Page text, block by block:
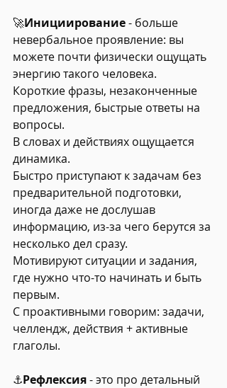
🚀Инициирование - больше
невербальное проявление: вы
можете почти физически ощущать
энергию такого человека.
Короткие фразы, незаконченные
предложения, быстрые ответы на
вопросы.
В словах и действиях ощущается
динамика.
Быстро приступают к задачам без
предварительной подготовки,
иногда даже не дослушав
информацию, из-за чего берутся за
несколько дел сразу.
Мотивируют ситуации и задания,
где нужно что-то начинать и быть
первым.
С проактивными говорим: задачи,
челлендж, действия + активные
глаголы.
⚓Рефлексия - это про детальный